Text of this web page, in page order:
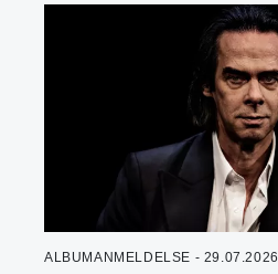
ALBUMANMELDELSE - 29.07.2026